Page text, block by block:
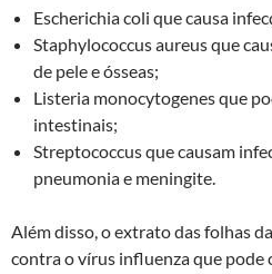
Escherichia coli que causa
Staphylococcus aureus que
de pele e ósseas;
Listeria monocytogenes que
intestinais;
Streptococcus que causam
pneumonia e meningite.
Além disso, o extrato das folhas
contra o vírus influenza que pode